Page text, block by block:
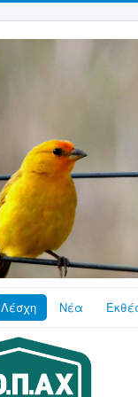
Λέσχη Νέα